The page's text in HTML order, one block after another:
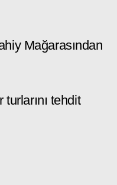
Mağarasından
turlarını tehdit